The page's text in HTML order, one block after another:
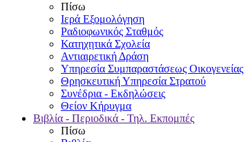
Πίσω
Ιερά Εξομολόγηση
Ραδιοφωνικός Σταθμός
Κατηχητικά Σχολεία
Αντιαιρετική Δράση
Υπηρεσία Συμπαραστάσεως Οικογενείας
Θρησκευτική Υπηρεσία Στρατού
Συνέδρια - Εκδηλώσεις
Θείον Κήρυγμα
Βιβλία - Περιοδικά - Τηλ. Εκπομπές
Πίσω